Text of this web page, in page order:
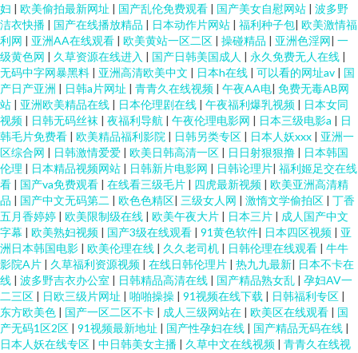
妇 | 欧美偷拍最新网址 | 国产乱伦免费观看 | 国产美女自慰网站 | 波多野
洁衣快播 | 国产在线播放精品 | 日本动作片网站 | 福利种子包| 欧美激情福
利网 | 亚洲AA在线观看 | 欧美黄站一区二区 | 操碰精品 | 亚洲色淫网| 一
级黄色网 | 久草资源在线进入 | 国产日韩美国成人 | 永久免费无人在线 |
无码中字网暴黑料 | 亚洲高清欧美中文 | 日本h在线 | 可以看的网址av | 国
产日产亚洲 | 日韩a片网址 | 青青久在线视频 | 午夜AA电| 免费无毒AB网
站 | 亚洲欧美精品在线 | 日本伦理剧在线 | 午夜福利爆乳视频 | 日本女同
视频 | 日韩无码丝袜 | 夜福利导航 | 午夜伦理电影网 | 日本三级电影a | 日
韩毛片免费看 | 欧美精品福利影院 | 日韩另类专区 | 日本人妖xxx | 亚洲一
区综合网 | 日韩激情爱爱 | 欧美日韩高清一区 | 日日射狠狠撸 | 日本韩国
伦理 | 日本精品视频网站 | 日韩新片电影网 | 日韩论理片| 福利姬足交在线
看 | 国产va免费观看 | 在线看三级毛片 | 四虎最新视频 | 欧美亚洲高清精
品 | 国产中文无码第二 | 欧色色精区| 三级女人网 | 激惰文学偷拍区 | 丁香
五月香婷婷 | 欧美限制级在线 | 欧美午夜大片 | 日本三片 | 成人国产中文
字幕 | 欧美熟妇视频 | 国产3级在线观看 | 91黄色软件| 日本四区视频 | 亚
洲日本韩国电影 | 欧美伦理在线 | 久久老司机 | 日韩伦理在线观看 | 牛牛
影院A片 | 久草福利资源视频 | 在线日韩伦理片 | 热九九最新| 日本不卡在
线 | 波多野吉衣办公室 | 日韩精品高清在线 | 国产精品熟女乱 | 孕妇AV一
二三区 | 日欧三级片网址 | 啪啪操操 | 91视频在线下载 | 日韩福利专区 |
东方欧美色 | 国产一区二区不卡 | 成人三级网站在 | 欧美区在线观看 | 国
产无码1区2区 | 91视频最新地址 | 国产性孕妇在线 | 国产精品无码在线 |
日本人妖在线专区 | 中日韩美女主播 | 久草中文在线视频 | 青青久在线视